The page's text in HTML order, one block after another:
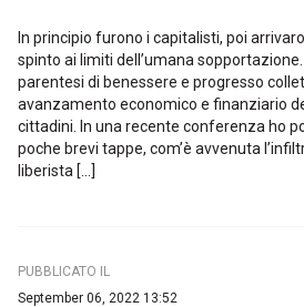
In principio furono i capitalisti, poi
spinto ai limiti dell’umana
parentesi di benessere e progresso
avanzamento economico e finanziario
cittadini. In una recente conferenza ho
poche brevi tappe, com’è avvenuta
liberista […]
PUBBLICATO IL
September 06, 2022 13:52